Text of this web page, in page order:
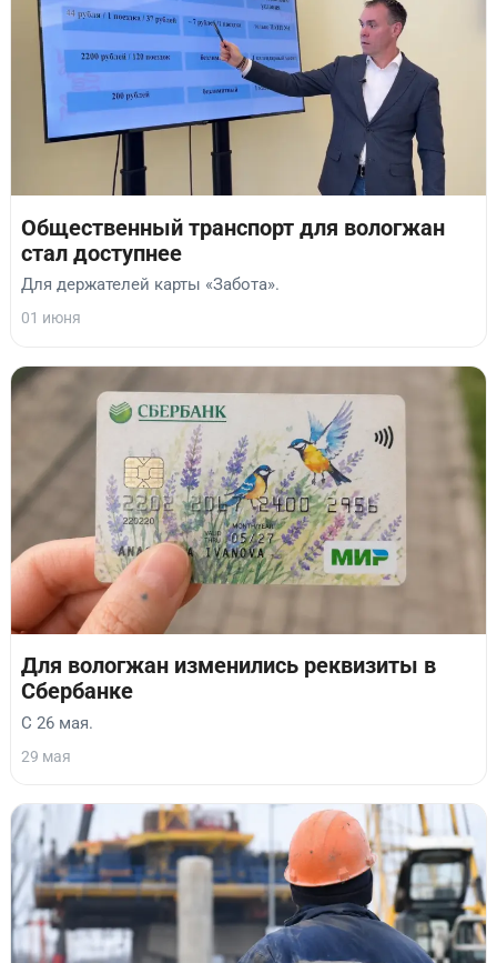
Общественный транспорт для вологжан
стал доступнее
Для держателей карты «Забота».
01 июня
Для вологжан изменились реквизиты в
Сбербанке
С 26 мая.
29 мая